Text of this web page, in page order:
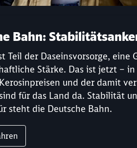
Bahn:
Teil der Daseinsvorsorge, eine
Stärke. Das ist jetzt –
und der damit
für das Land da. Stabilität
steht die Deutsche Bahn.